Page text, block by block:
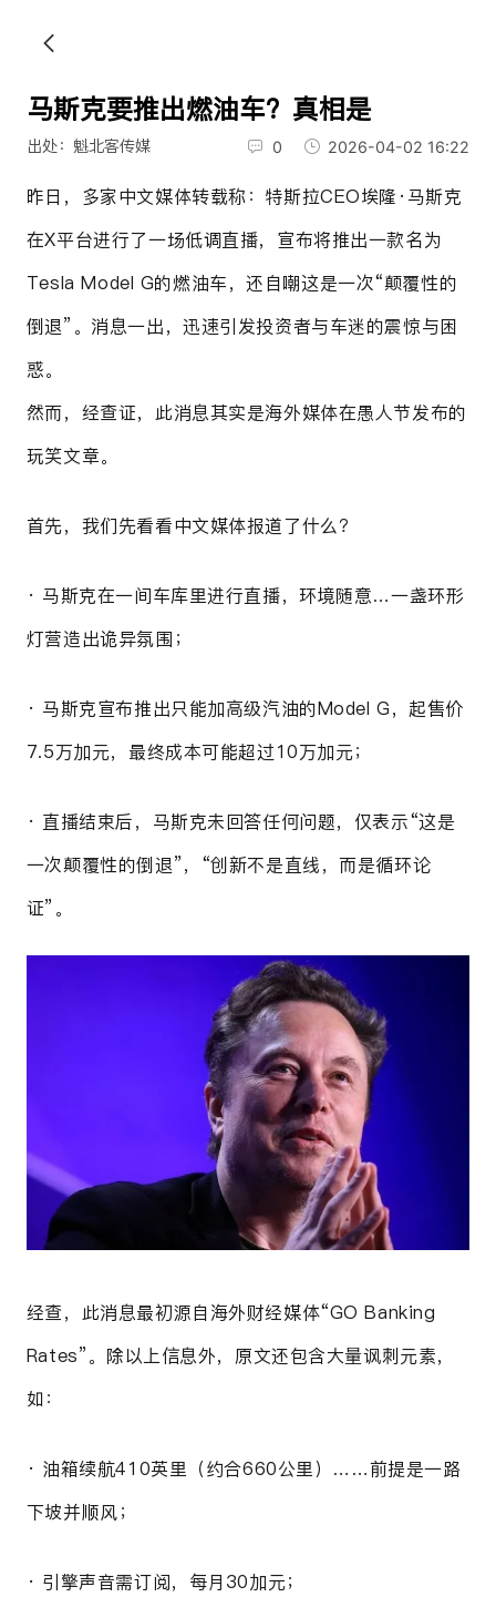
马斯克要推出燃油车？真相是
出处：魁北客传媒 0 2026-04-02 16:22
昨日，多家中文媒体转载称：特斯拉CEO埃隆·马斯克
在X平台进行了一场低调直播， 宣布将推出一款名为
Tesla Model G的燃油车，还自嘲这是一次“颠覆性的
倒退”。消息一出，迅速引发投资者与车迷的震惊与困
惑。
然而，经查证，此消息其实是海外媒体在愚人节发布的
玩笑文章。
首先，我们先看看中文媒体报道了什么？
· 马斯克在一间车库里进行直播，环境随意…一盏环形
灯营造出诡异氛围 ；
· 马斯克宣布推出只能加高级汽油的Model G，起售价
7.5万加元，最终成本可能超过10万加元；
· 直播结束后，马斯克未回答任何问题，仅表示“这是
一次颠覆性的倒退”， “创新不是直线，而是循环论
证”。
经查，此消息最初源自海外财经媒体“GO Banking
Rates”。除以上信息外，原文还包含大量讽刺元素，
如：
· 油箱续航410英里（约合660公里）……前提是一路
下坡并顺风；
· 引擎声音需订阅，每月30加元；